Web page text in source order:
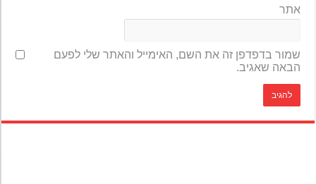
אתר
שמור בדפדפן זה את השם, האימייל והאתר שלי לפעם
הבאה שאגיב.